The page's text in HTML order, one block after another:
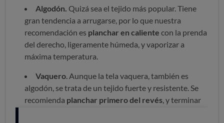
Algodón. Quizá sea el tejido más popular. Tiene
gran tendencia a arrugarse, por lo que nuestra
recomendación es planchar en caliente con la prenda
del derecho, ligeramente húmeda, y vaporizar a
máxima temperatura.
Vaquero . Aunque la tela vaquera, también es
algodón, se trata de un tejido fuerte y resistente. Se
recomienda planchar primero del revés , y terminar